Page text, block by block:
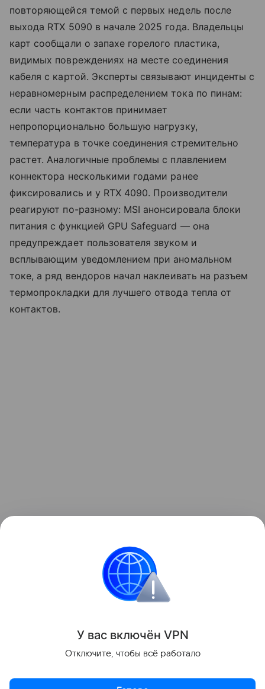
повторяющейся темой с первых недель после
выхода RTX 5090 в начале 2025 года. Владельцы
карт сообщали о запахе горелого пластика,
видимых повреждениях на месте соединения
кабеля с картой. Эксперты связывают инциденты с
неравномерным распределением тока по пинам:
если часть контактов принимает
непропорционально большую нагрузку,
температура в точке соединения стремительно
растет. Аналогичные проблемы с плавлением
коннектора несколькими годами ранее
фиксировались и у RTX 4090. Производители
реагируют по-разному: MSI анонсировала блоки
питания с функцией GPU Safeguard — она
предупреждает пользователя звуком и
всплывающим уведомлением при аномальном
токе, а ряд вендоров начал наклеивать на разъем
термопрокладки для лучшего отвода тепла от
контактов.
Ранее мы рассказывали, как у геймера
прямо во время тестирования Battlefield
Поделиться
У вас включён VPN
Отключите, чтобы всё работало